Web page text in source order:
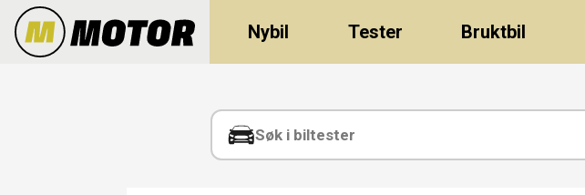
Nybil Tester Bruktbil